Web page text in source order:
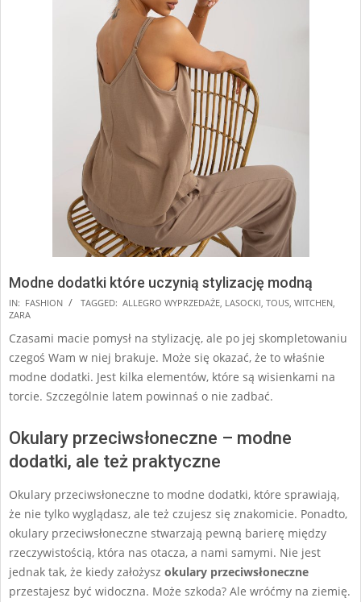
Modne dodatki które uczynią stylizację modną
2025-
07-
12
IN: FASHION TAGGED: ALLEGRO WYPRZEDAŻE, LASOCKI, TOUS, WITCHEN,
ZARA
Czasami macie pomysł na stylizację, ale po jej skompletowaniu
czegoś Wam w niej brakuje. Może się okazać, że to właśnie
modne dodatki. Jest kilka elementów, które są wisienkami na
torcie. Szczególnie latem powinnaś o nie zadbać.
Okulary przeciwsłoneczne – modne
dodatki, ale też praktyczne
Okulary przeciwsłoneczne to modne dodatki, które sprawiają,
że nie tylko wyglądasz, ale też czujesz się znakomicie. Ponadto,
okulary przeciwsłoneczne stwarzają pewną barierę między
rzeczywistością, która nas otacza, a nami samymi. Nie jest
jednak tak, że kiedy założysz okulary przeciwsłoneczne
przestajesz być widoczna. Może szkoda? Ale wróćmy na ziemię.